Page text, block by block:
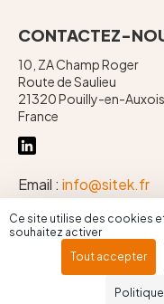
Ce site utilise des cookies
souhaitez activer
Tout accepter
CONTACTEZ-
10, ZA Champ Roger
Route de Saulieu
21320 Pouilly-en-Auxois
France
Email : info@sitek.fr